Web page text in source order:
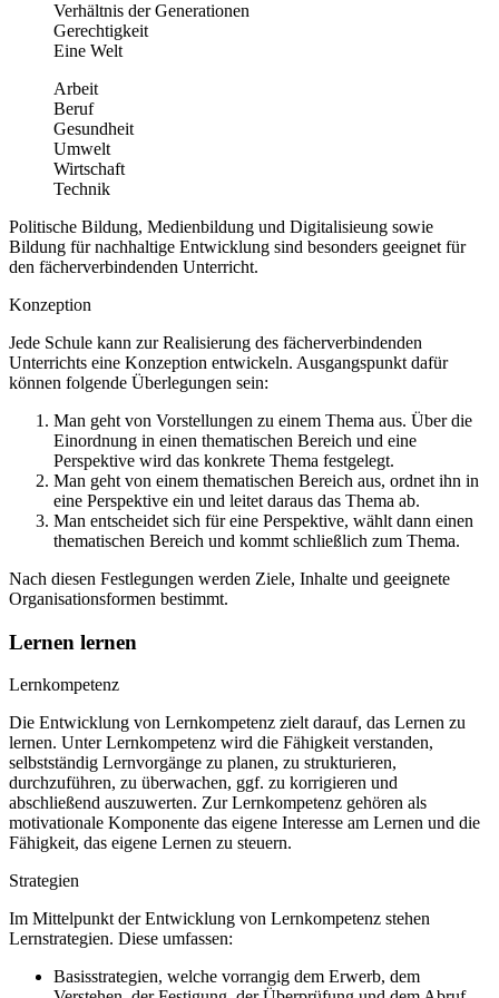
Verhältnis der Generationen
Gerechtigkeit
Eine Welt
Arbeit
Beruf
Gesundheit
Umwelt
Wirtschaft
Technik
Politische Bildung, Medienbildung und Digitalisieung sowie
Bildung für nachhaltige Entwicklung sind besonders geeignet für
den fächerverbindenden Unterricht.
Konzeption
Jede Schule kann zur Realisierung des fächerverbindenden
Unterrichts eine Konzeption entwickeln. Ausgangspunkt dafür
können folgende Überlegungen sein:
Man geht von Vorstellungen zu einem Thema aus. Über die
Einordnung in einen thematischen Bereich und eine
Perspektive wird das konkrete Thema festgelegt.
Man geht von einem thematischen Bereich aus, ordnet ihn in
eine Perspektive ein und leitet daraus das Thema ab.
Man entscheidet sich für eine Perspektive, wählt dann einen
thematischen Bereich und kommt schließlich zum Thema.
Nach diesen Festlegungen werden Ziele, Inhalte und geeignete
Organisationsformen bestimmt.
Lernen lernen
Lernkompetenz
Die Entwicklung von Lernkompetenz zielt darauf, das Lernen zu
lernen. Unter Lernkompetenz wird die Fähigkeit verstanden,
selbstständig Lernvorgänge zu planen, zu strukturieren,
durchzuführen, zu überwachen, ggf. zu korrigieren und
abschließend auszuwerten. Zur Lernkompetenz gehören als
motivationale Komponente das eigene Interesse am Lernen und die
Fähigkeit, das eigene Lernen zu steuern.
Strategien
Im Mittelpunkt der Entwicklung von Lernkompetenz stehen
Lernstrategien. Diese umfassen:
Basisstrategien, welche vorrangig dem Erwerb, dem